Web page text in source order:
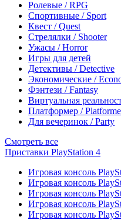
Ролевые / RPG
Спортивные / Sport
Квест / Quest
Стрелялки / Shooter
Ужасы / Horror
Игры для детей
Детективы / Detective
Экономические /
Фэнтези / Fantasy
Виртуальная
Платформер /
Для вечеринок / Party
Смотреть все
Приставки PlayStation 4
Игровая консоль
Игровая консоль
Игровая консоль
Игровая консоль
Игровая консоль